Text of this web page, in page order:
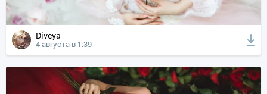
Diveya
4 августа в 1:39